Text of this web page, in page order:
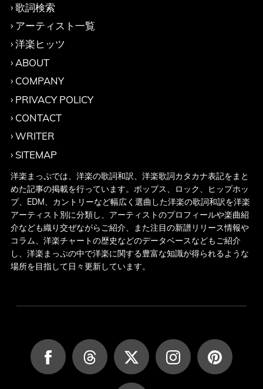
歌詞検索
アーティスト一覧
洋楽ヒッツ
ABOUT
COMPANY
PRIVACY POLICY
CONTACT
WRITER
SITEMAP
洋楽まっぷでは、洋楽の歌詞和訳、洋楽歌詞カタカナ表記をまと
めた記事の掲載を行っています。ポップス、ロック、ヒップホッ
プ、EDM、カントリーなど幅広く選曲した洋楽の歌詞和訳を洋楽
アーティスト別に分類し、アーティストのプロフィールや楽曲紹
介なども織り交ぜながらご紹介、また注目の新譜リリース情報や
コラム、洋楽チャートの歴史などのデータベースなどもご紹介
し、洋楽まっぷの中で洋楽に関する豊富な知識が得られるような
場所を目指して日々更新しています。